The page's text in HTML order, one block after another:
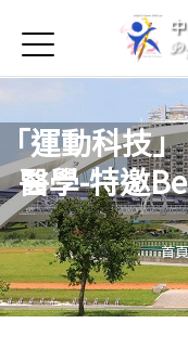
首頁
最新消息
Open submenu
學系簡介
Open submenu
師資陣容
Open submenu
課程資訊
「運動科技
醫學-特邀
首頁